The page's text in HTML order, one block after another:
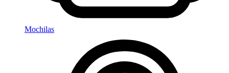
Mochilas